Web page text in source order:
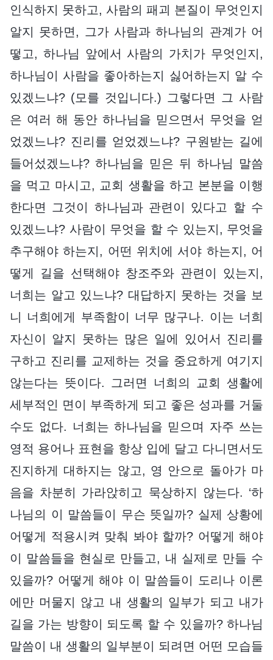
인식하지 못하고, 사람의 패괴 본질이 무엇인지
알지 못하면, 그가 사람과 하나님의 관계가 어
떻고, 하나님 앞에서 사람의 가치가 무엇인지,
하나님이 사람을 좋아하는지 싫어하는지 알 수
있겠느냐? (모를 것입니다.) 그렇다면 그 사람
은 여러 해 동안 하나님을 믿으면서 무엇을 얻
었겠느냐? 진리를 얻었겠느냐? 구원받는 길에
들어섰겠느냐? 하나님을 믿은 뒤 하나님 말씀
을 먹고 마시고, 교회 생활을 하고 본분을 이행
한다면 그것이 하나님과 관련이 있다고 할 수
있겠느냐? 사람이 무엇을 할 수 있는지, 무엇을
추구해야 하는지, 어떤 위치에 서야 하는지, 어
떻게 길을 선택해야 창조주와 관련이 있는지,
너희는 알고 있느냐? 대답하지 못하는 것을 보
니 너희에게 부족함이 너무 많구나. 이는 너희
자신이 알지 못하는 많은 일에 있어서 진리를
구하고 진리를 교제하는 것을 중요하게 여기지
않는다는 뜻이다. 그러면 너희의 교회 생활에
세부적인 면이 부족하게 되고 좋은 성과를 거둘
수도 없다. 너희는 하나님을 믿으며 자주 쓰는
영적 용어나 표현을 항상 입에 달고 다니면서도
진지하게 대하지는 않고, 영 안으로 돌아가 마
음을 차분히 가라앉히고 묵상하지 않는다. ‘하
나님의 이 말씀들이 무슨 뜻일까? 실제 상황에
어떻게 적용시켜 맞춰 봐야 할까? 어떻게 해야
이 말씀들을 현실로 만들고, 내 실제로 만들 수
있을까? 어떻게 해야 이 말씀들이 도리나 이론
에만 머물지 않고 내 생활의 일부가 되고 내가
길을 가는 방향이 되도록 할 수 있을까? 하나님
말씀이 내 생활의 일부분이 되려면 어떤 모습들